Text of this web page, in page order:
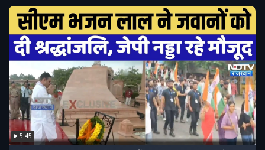
5:45